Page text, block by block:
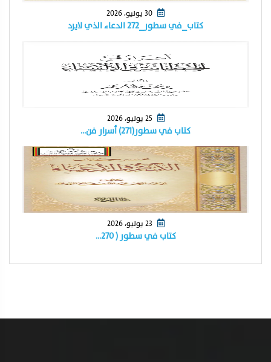
كتاب_في سطور_٢٧٢ الدعاء الذي لايرد
كتاب في سطور(٢٧١) أسرار فن…
كتاب في سطور ( ٢٧٠…